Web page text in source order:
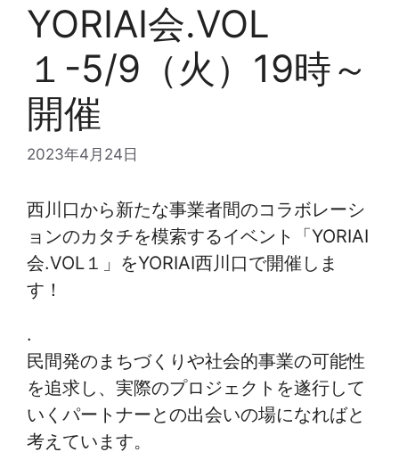
YORIAI会.VOL
１-5/9（火）19時～
開催
2023年4月24日
西川口から新たな事業者間のコラボレーシ
ョンのカタチを模索するイベント「YORIAI
会.VOL１」をYORIAI西川口で開催しま
す！
.
民間発のまちづくりや社会的事業の可能性
を追求し、実際のプロジェクトを遂行して
いくパートナーとの出会いの場になればと
考えています。